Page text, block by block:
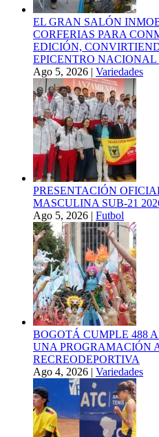
EL GRAN SALÓN
CORFERIAS PARA
EDICIÓN,
EPICENTRO
Ago 5, 2026 | Variedades
PRESENTACIÓN
MASCULINA SUB-21
Ago 5, 2026 | Futbol
BOGOTÁ CUMPLE 488
UNA PROGRAMACIÓN
RECREODEPORTIVA
Ago 4, 2026 | Variedades